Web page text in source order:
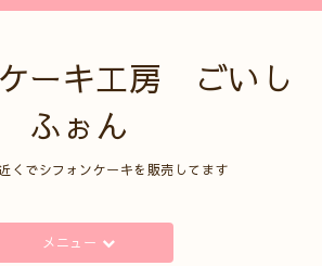
ーキ工房 ごいし
ふぉん
くでシフォンケーキを販売してます
メニュー